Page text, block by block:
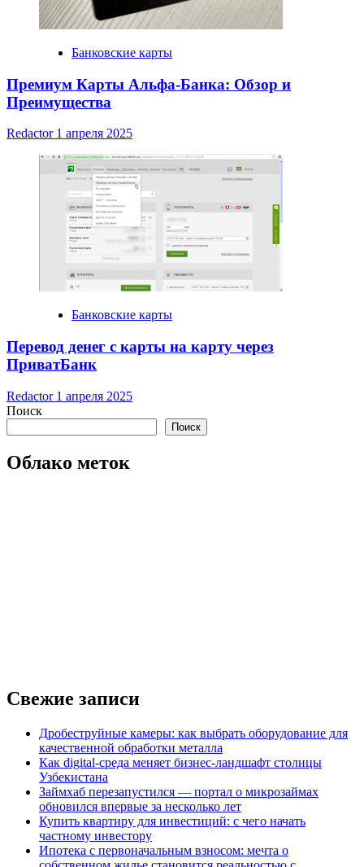
Банковские карты
Премиум Карты Альфа-Банка: Обзор и
Преимущества
Redactor 1 апреля 2025
Банковские карты
Перевод денег с карты на карту через
ПриватБанк
Redactor 1 апреля 2025
Поиск
Поиск
Облако меток
Свежие записи
Дробеструйные камеры: как выбрать оборудование для
качественной обработки металла
Как digital-среда меняет бизнес-ландшафт столицы
Узбекистана
Займхаб перезапустился — портал о микрозаймах
обновился впервые за несколько лет
Купить квартиру для инвестиций: с чего начать
частному инвестору
Ипотека с первоначальным взносом: мечта о